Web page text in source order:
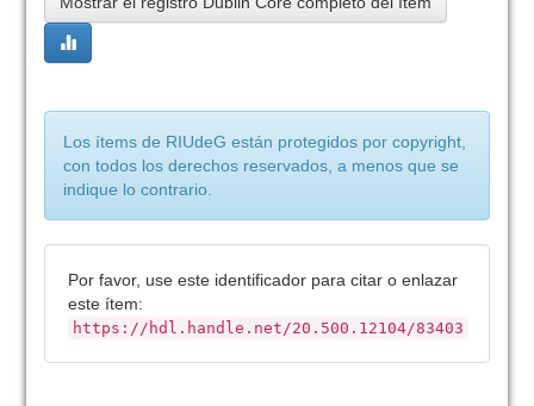
Los ítems de RIUdeG están protegidos por copyright,
con todos los derechos reservados, a menos que se
indique lo contrario.
Por favor, use este identificador para citar o enlazar
este ítem:
https://hdl.handle.net/20.500.12104/83403